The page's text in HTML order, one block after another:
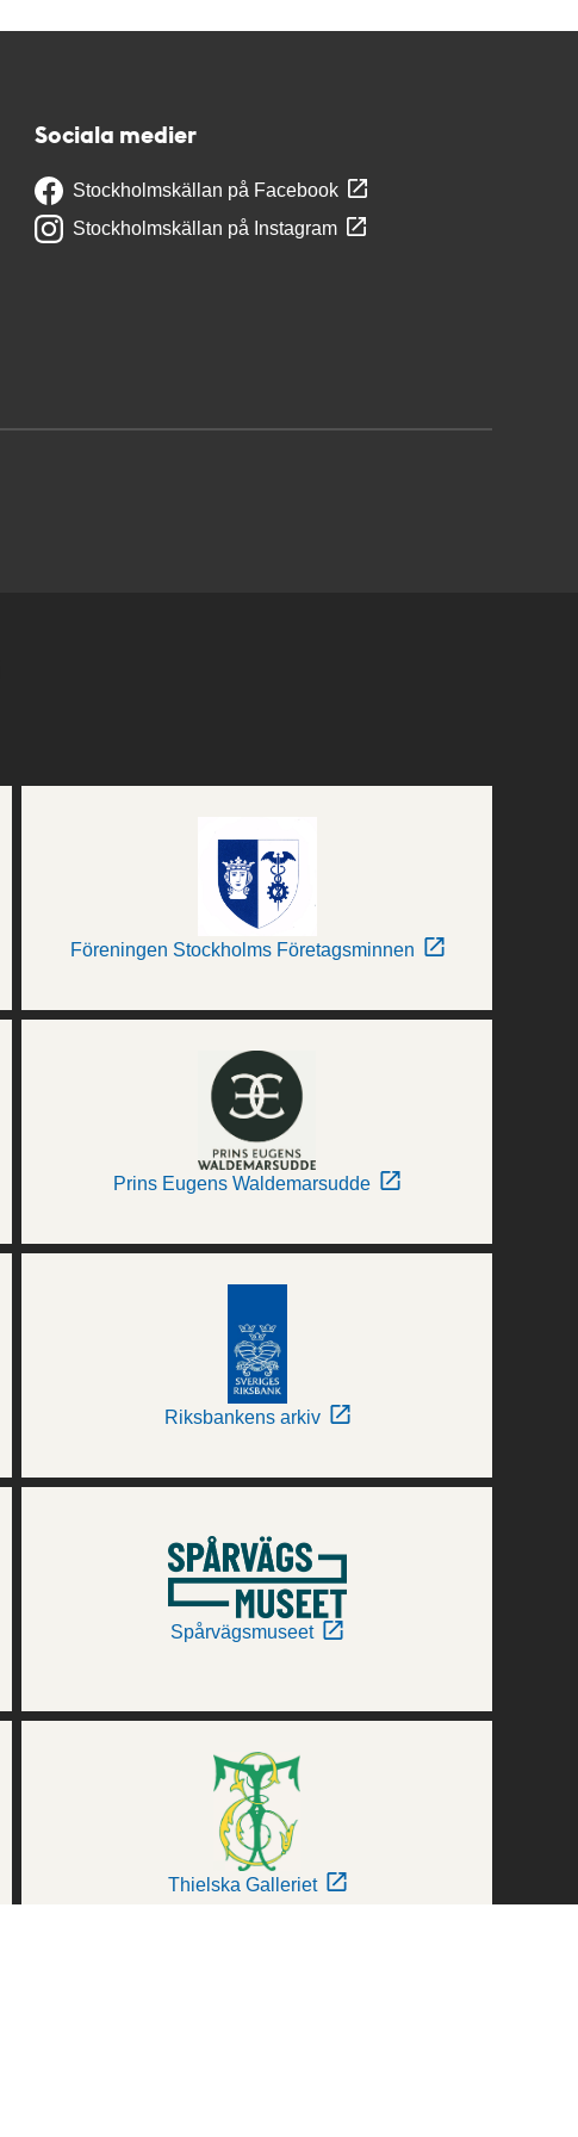
Sociala medier
Stockholmskällan på Facebook
Stockholmskällan på Instagram
Föreningen Stockholms Företagsminnen
Prins Eugens Waldemarsudde
Riksbankens arkiv
Spårvägsmuseet
Thielska Galleriet